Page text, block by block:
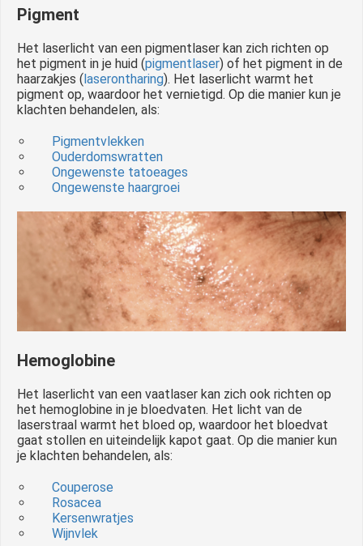
Pigment
Het laserlicht van een pigmentlaser kan zich richten op
het pigment in je huid (pigmentlaser) of het pigment in de
haarzakjes ( laserontharing). Het laserlicht warmt het
pigment op, waardoor het vernietigd. Op die manier kun je
klachten behandelen, als:
Pigmentvlekken
Ouderdomswratten
Ongewenste tatoeages
Ongewenste haargroei
Hemoglobine
Het laserlicht van een vaatlaser kan zich ook richten op
het hemoglobine in je bloedvaten. Het licht van de
laserstraal warmt het bloed op, waardoor het bloedvat
gaat stollen en uiteindelijk kapot gaat. Op die manier kun
je klachten behandelen, als:
Couperose
Rosacea
Kersenwratjes
Wijnvlek